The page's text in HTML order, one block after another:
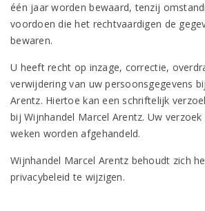
één jaar worden bewaard, tenzij
voordoen die het rechtvaardigen de
bewaren.
U heeft recht op inzage, correctie,
verwijdering van uw persoonsgegevens
Arentz. Hiertoe kan een schriftelijk
bij Wijnhandel Marcel Arentz. Uw
weken worden afgehandeld.
Wijnhandel Marcel Arentz behoudt zich
privacybeleid te wijzigen.